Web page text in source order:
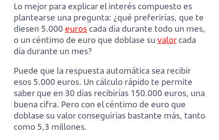
Lo mejor para explicar el interés compuesto es
plantearse una pregunta: ¿qué preferirías, que te
diesen 5.000 euroscada día durante todo un mes,
o un céntimo de euro que doblase su valorcada
día durante un mes?
Puede que la respuesta automática sea recibir
esos 5.000 euros. Un cálculo rápido te permite
saber que en 30 días recibirías 150.000 euros, una
buena cifra. Pero con el céntimo de euro que
doblase su valor conseguirías bastante más, tanto
como 5,3 millones.